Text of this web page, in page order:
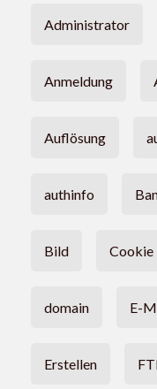
Administrator
Anmeldung
Auflösung
authinfo
Bild Cookie
domain E-
Erstellen